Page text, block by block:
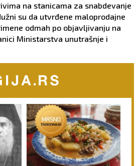
na stanicama za snabdevanje
su da utvrđene maloprodajne
odmah po objavljivanju na
Ministarstva unutrašnje i